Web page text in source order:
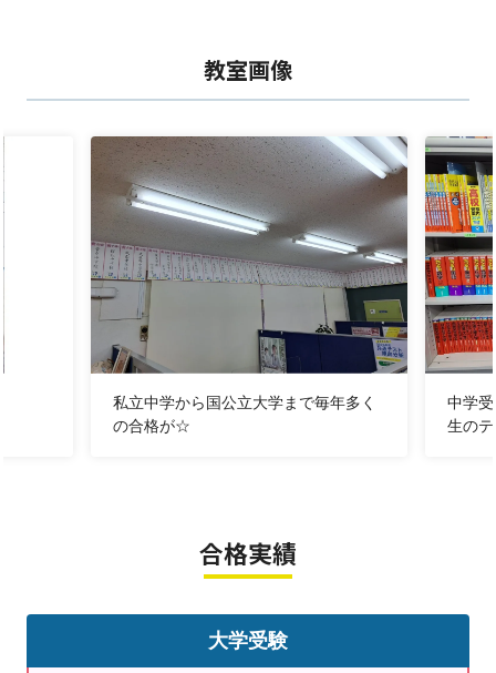
復習＆先取りで９月から成績Up！
＜８月のキャンペーン＞
①４回分授業無料 ４回分の授業が無料に♪
②お試し無料体験授業 教室見学を兼ねて雰囲気
④8/23（日）質問教室＜無料＞
教室画像
私立中学から国公立大学まで毎年多く
の合格が☆
中学
生の
合格実績
大学受験